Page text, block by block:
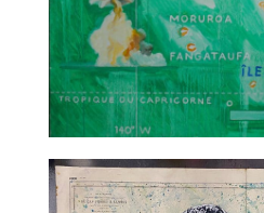
TALC02-14 – Titouan